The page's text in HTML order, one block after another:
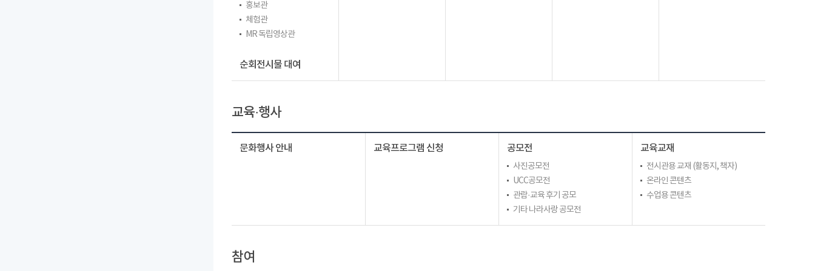
홍보관
체험관
MR 독립영상관
순회전시물 대여
교육·행사
문화행사 안내 교육프로그램 신청 공모전
사진공모전
UCC공모전
관람·교육 후기 공모
기타 나라사랑 공모전
교육교재
전시관용 교재 (활동지, 책자)
온라인 콘텐츠
수업용 콘텐츠
참여